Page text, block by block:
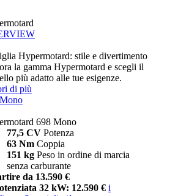
Hypermotard: stile e divertimento
la gamma Hypermotard e scegli il
più adatto alle tue esigenze.
di più
698 Mono
77,5 CV Potenza
63 Nm Coppia
151 kg Peso in ordine di marcia
senza carburante
da 13.590 €
32 kW: 12.590 € i